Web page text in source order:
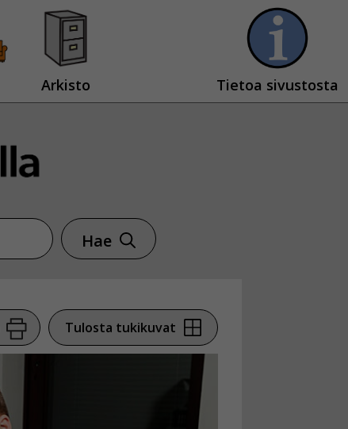
Arkisto Tietoa sivustosta
Hae
Tulosta tukikuvat